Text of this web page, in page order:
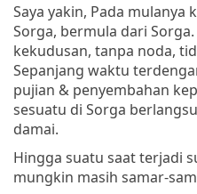
Saya yakin, Pada mulanya
Sorga, bermula dari
kekudusan, tanpa noda,
Sepanjang waktu
pujian & penyembahan
sesuatu di Sorga
damai.
Hingga suatu saat terjadi
mungkin masih samar-